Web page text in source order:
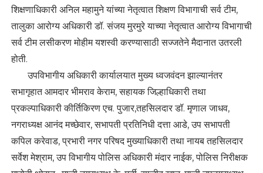
शिक्षणाधिकारी अनिल महामुने यांच्या नेतृत्वात शिक्षण विभागाची सर्व टीम,
तालुका आरोग्य अधिकारी डॉ. संजय मुरमुरे याच्या नेतृत्वात आरोग्य विभागाची
सर्व टीम लसीकरण मोहीम यशस्वी करण्यासाठी सज्जतेने मैदानात उतरली
होती.
उपविभागीय अधिकारी कार्यालयात मुख्य ध्वजवंदन झाल्यानंतर
सभागृहात आमदार भीमराव केराम, सहायक जिल्हाधिकारी तथा
प्रकल्पाधिकारी कीर्तिकिरण एच. पुजार,तहसिलदार डॉ. मृणाल जाधव,
नगराध्यक्ष आनंद मच्छेवार, सभापती प्रतिनिधी दत्ता आडे, उप सभापती
कपिल करेवाड, प्रभारी नगर परिषद मुख्याधिकारी तथा नायब तहसिलदार
सर्वेश मेश्राम, उप विभागीय पोलिस अधिकारी मंदार नाईक, पोलिस निरीक्षक